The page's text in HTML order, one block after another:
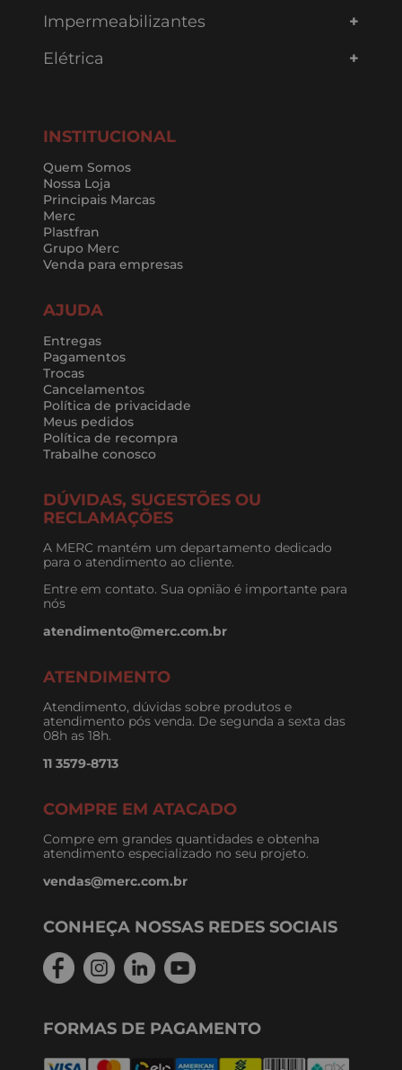
Impermeabilizantes
Elétrica
INSTITUCIONAL
Quem Somos
Nossa Loja
Principais Marcas
Merc
Plastfran
Grupo Merc
Venda para empresas
AJUDA
Entregas
Pagamentos
Trocas
Cancelamentos
Política de privacidade
Meus pedidos
Política de recompra
Trabalhe conosco
DÚVIDAS, SUGESTÕES OU
RECLAMAÇÕES
A MERC mantém um departamento dedicado
para o atendimento ao cliente.
Entre em contato. Sua opnião é importante para
nós
atendimento@merc.com.br
ATENDIMENTO
Atendimento, dúvidas sobre produtos e
atendimento pós venda. De segunda a sexta das
08h as 18h.
11 3579-8713
COMPRE EM ATACADO
Compre em grandes quantidades e obtenha
atendimento especializado no seu projeto.
vendas@merc.com.br
CONHEÇA NOSSAS REDES SOCIAIS
FORMAS DE PAGAMENTO